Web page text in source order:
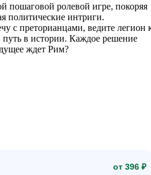
пошаговой ролевой игре, покоряя
политические интриги.
с преторианцами, ведите легион
путь в истории. Каждое решение
ждет Рим?
от 396 ₽